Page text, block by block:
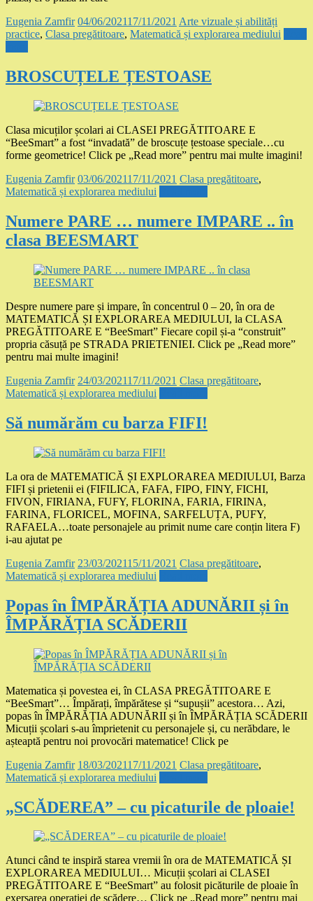
Eugenia Zamfir 04/06/202117/11/2021 Arte vizuale și abilități
practice, Clasa pregătitoare, Matematică și explorarea mediului
BROSCUȚELE ȚESTOASE
Clasa micuților școlari ai CLASEI PREGĂTITOARE E
“BeeSmart” a fost “invadată” de broscuțe țestoase speciale…cu
forme geometrice! Click pe „Read more” pentru mai multe imagini!
Eugenia Zamfir 03/06/202117/11/2021 Clasa pregătitoare,
Matematică și explorarea mediului
Numere PARE … numere IMPARE .. în
clasa BEESMART
Despre numere pare și impare, în concentrul 0 – 20, în ora de
MATEMATICĂ ȘI EXPLORAREA MEDIULUI, la CLASA
PREGĂTITOARE E “BeeSmart” Fiecare copil și-a “construit”
propria căsuță pe STRADA PRIETENIEI. Click pe „Read more”
pentru mai multe imagini!
Eugenia Zamfir 24/03/202117/11/2021 Clasa pregătitoare,
Matematică și explorarea mediului
Să numărăm cu barza FIFI!
La ora de MATEMATICĂ ȘI EXPLORAREA MEDIULUI, Barza
FIFI și prietenii ei (FIFILICA, FAFA, FIPO, FINY, FICHI,
FIVON, FIRIANA, FUFY, FLORINA, FARIA, FIRINA,
FARINA, FLORICEL, MOFINA, SARFELUȚA, PUFY,
RAFAELA…toate personajele au primit nume care conțin litera F)
i-au ajutat pe
Eugenia Zamfir 23/03/202115/11/2021 Clasa pregătitoare,
Matematică și explorarea mediului
Popas în ÎMPĂRĂȚIA ADUNĂRII și în
ÎMPĂRĂȚIA SCĂDERII
Matematica și povestea ei, în CLASA PREGĂTITOARE E
“BeeSmart”… Împărați, împărătese și “supușii” acestora… Azi,
popas în ÎMPĂRĂȚIA ADUNĂRII și în ÎMPĂRĂȚIA SCĂDERII
Micuții școlari s-au împrietenit cu personajele și, cu nerăbdare, le
așteaptă pentru noi provocări matematice! Click pe
Eugenia Zamfir 18/03/202117/11/2021 Clasa pregătitoare,
Matematică și explorarea mediului
„SCĂDEREA” – cu picaturile de ploaie!
Atunci când te inspiră starea vremii în ora de MATEMATICĂ ȘI
EXPLORAREA MEDIULUI… Micuții școlari ai CLASEI
PREGĂTITOARE E “BeeSmart” au folosit picăturile de ploaie în
exersarea operației de scădere… Click pe „Read more” pentru mai